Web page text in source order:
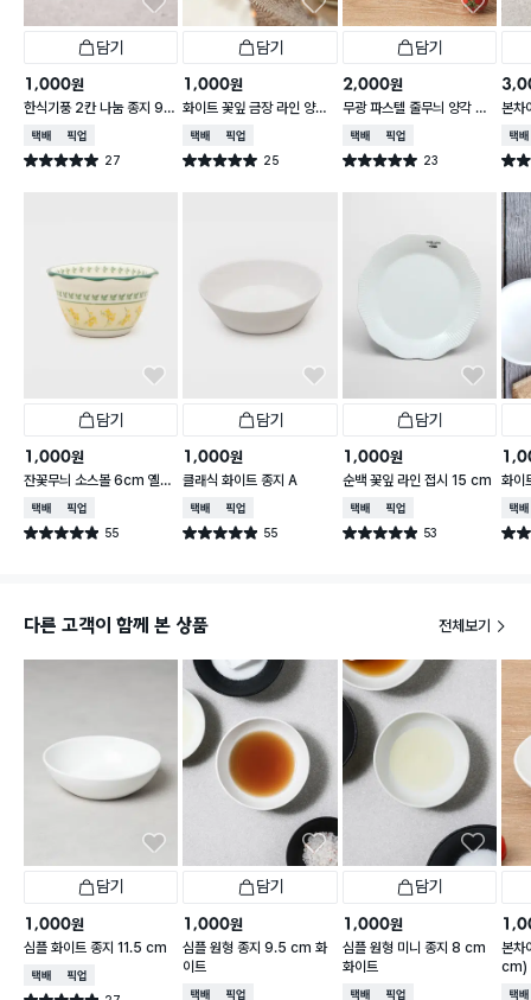
담기
1,000원
한식기풍 2칸 나눔 종지 9 c
m
택배배송매장픽업
별점 5.0점 27
건 작성
담기
1,000원
화이트 꽃잎 금장 라인 양각
종지 10 cm
택배배송매장픽업
별점 5.0점 25
건 작성
담기
2,000원
무광 파스텔 줄무늬 양각 대
접 13 cm
택배배송매장픽업
별점 5.0점 23
건 작성
본차
접
택배
별점
담기
1,000원
잔꽃무늬 소스볼 6cm 옐로
우
택배배송매장픽업
별점 4.9점 55
건 작성
담기
1,000원
클래식 화이트 종지 A
택배배송매장픽업
별점 4.9점 55
건 작성
담기
1,000원
순백 꽃잎 라인 접시 15 cm
택배배송매장픽업
별점 4.9점 53
건 작성
화이
택배
별점
다른 고객이 함께 본 상품 전체보기
담기
1,000원
심플 화이트 종지 11.5 cm
택배배송매장픽업
담기
1,000원
심플 원형 종지 9.5 cm 화
이트
택배배송매장픽업
담기
1,000원
심플 원형 미니 종지 8 cm
화이트
택배배송매장픽업
본차
cm)
택배